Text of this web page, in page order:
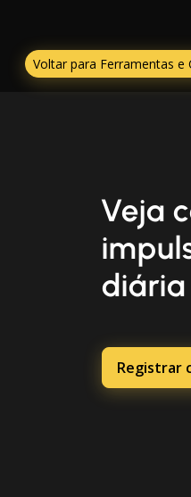
Voltar para Ferramentas e
Veja
diária
Registrar